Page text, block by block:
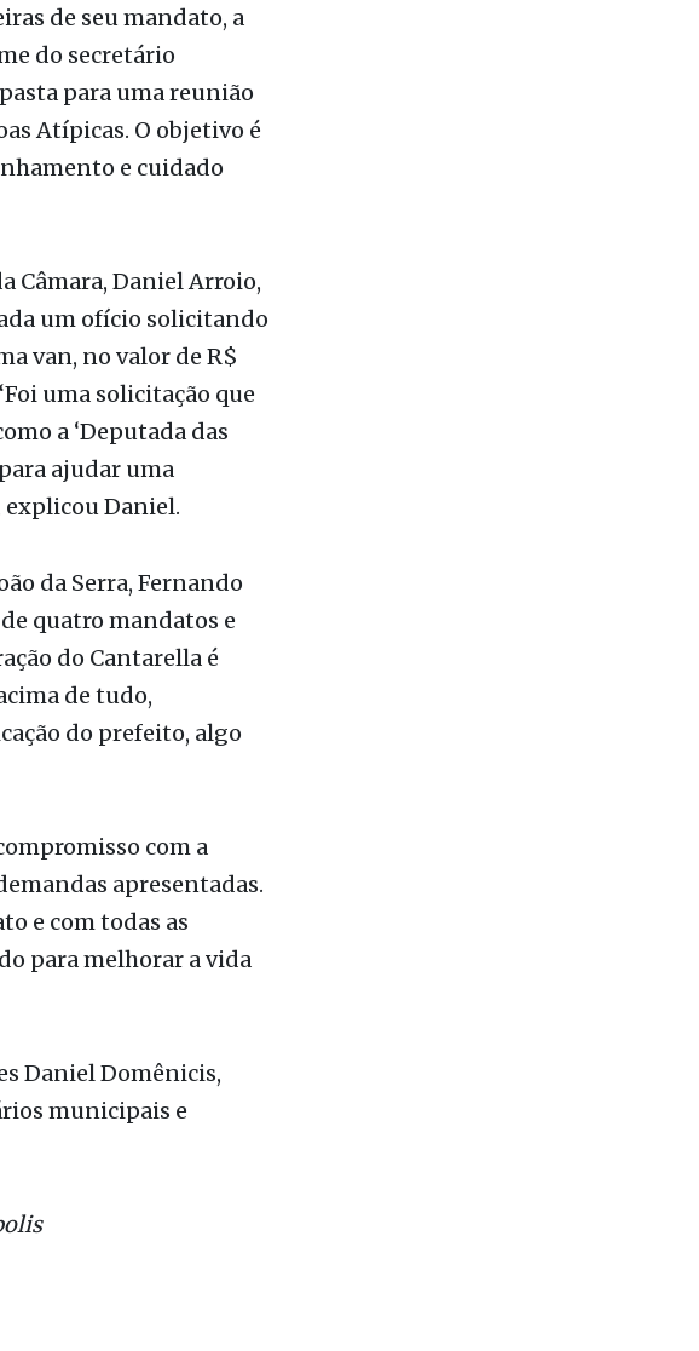
de seu mandato, a
do secretário
para uma reunião
Atípicas. O objetivo é
e cuidado
Câmara, Daniel Arroio,
um ofício solicitando
van, no valor de R$
uma solicitação que
a ‘Deputada das
ajudar uma
Daniel.
da Serra, Fernando
quatro mandatos e
do Cantarella é
de tudo,
do prefeito, algo
com a
apresentadas.
e com todas as
para melhorar a vida
Daniel Domênicis,
municipais e